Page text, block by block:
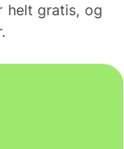
helt gratis, og